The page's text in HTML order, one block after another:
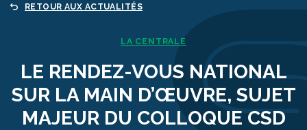
RETOUR AUX ACTUALITÉS
LA CENTRALE
LE RENDEZ-VOUS NATIONAL
SUR LA MAIN D’ŒUVRE, SUJET
MAJEUR DU COLLOQUE CSD